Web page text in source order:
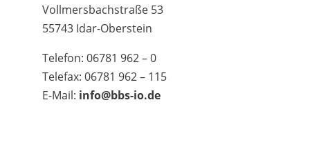
Vollmersbachstraße 53
55743 Idar-Oberstein
Telefon: 06781 962 – 0
Telefax: 06781 962 – 115
E-Mail: info@bbs-io.de